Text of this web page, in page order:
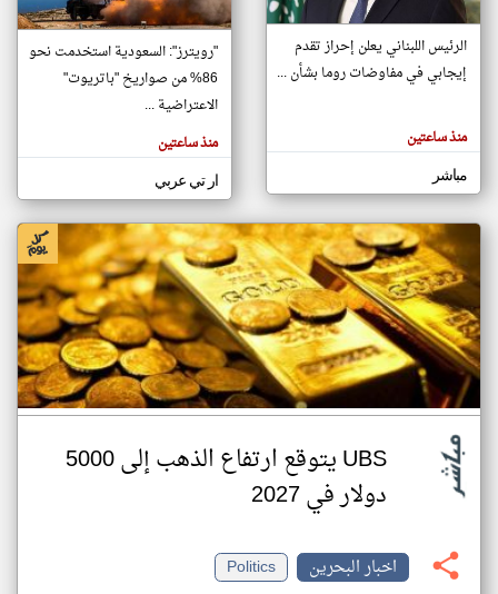
تغيير الدولة
مصادر الأخبار من البحرين
اخبار البحرين على مدار الساعة
أهم اخبار البحرين العاجلة والمباشرة
الموجوده
هنا عن
وجهة
كاتبيها.
الرئيس اللبناني يعلن إحراز تقدم
إيجابي في مفاوضات روما بشأن ...
منذ ساعتين
مباشر
"رويترز": السعودية استخدمت نحو
86% من صواريخ "باتريوت"
الاعتراضية ...
منذ ساعتين
ار تي عربي
UBS يتوقع ارتفاع الذهب إلى 5000
دولار في 2027
اخبار البحرين
Politics
klyoum.com